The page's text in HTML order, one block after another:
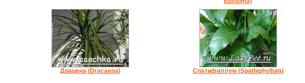
Драцена (Dracaena) Спатифиллум (Spathiphyllum)